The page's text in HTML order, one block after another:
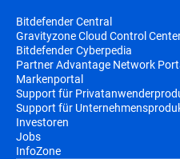
Bitdefender Central
Gravityzone Cloud Control
Bitdefender Cyberpedia
Partner Advantage Network
Markenportal
Support für
Support für
Investoren
Jobs
InfoZone